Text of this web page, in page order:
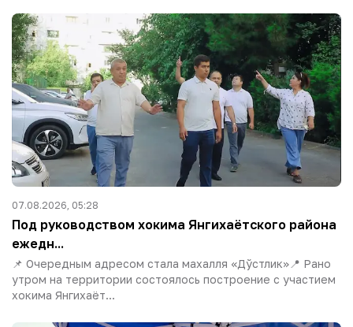
07.08.2026, 05:28
Под руководством хокима Янгихаётского района
ежедн...
📌 Очередным адресом стала махалля «Дўстлик»📍 Рано
утром на территории состоялось построение с участием
хокима Янгихаёт...